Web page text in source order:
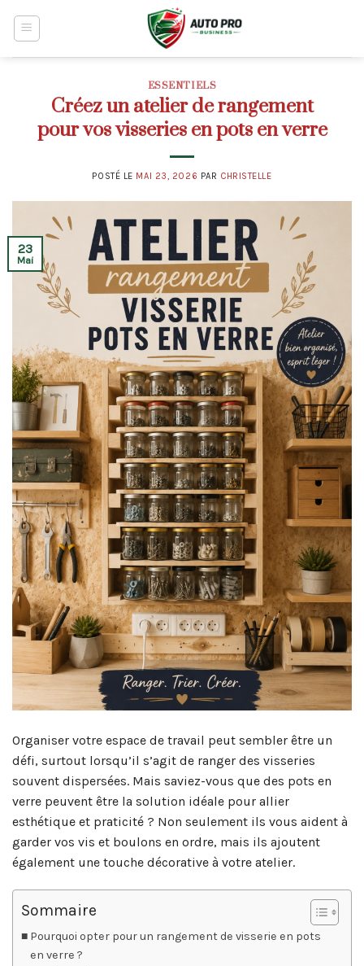
ESSENTIELS
Créez un atelier de rangement
pour vos visseries en pots en verre
POSTÉ LE MAI 23, 2026 PAR CHRISTELLE
23
Mai
Organiser votre espace de travail peut sembler être un
défi, surtout lorsqu’il s’agit de ranger des visseries
souvent dispersées. Mais saviez-vous que des pots en
verre peuvent être la solution idéale pour allier
esthétique et praticité ? Non seulement ils vous aident à
garder vos vis et boulons en ordre, mais ils ajoutent
également une touche décorative à votre atelier.
Sommaire
Pourquoi opter pour un rangement de visserie en pots
en verre ?